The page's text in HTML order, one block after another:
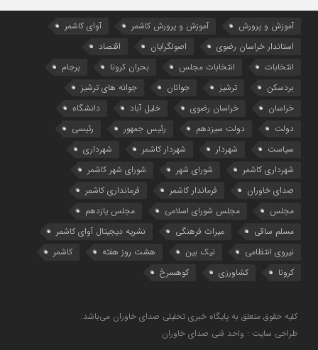
آموزش و پرورش آموزش و پرورش کاشمر
آوای کاشمر
استاندار خراسان رضوی
اصولگرایان
اقتصاد
انتخابات
انتخابات مجلس بحران کرونا
برجام
بردسکن
ترشیز جوانان
جوانه های ترشیز
خراسان
خراسان رضوی خلیل آباد
دانشگاه
دولت
دولت سیزدهم رئیس جمهور
رئیسی
سیاست
شهردار شهردار کاشمر
شهرداری
شهرداری کاشمر
شورای شهر
شورای شهر کاشمر
صدای خاوران
فرماندار کاشمر
فرمانداری کاشمر
مجلس
مجلس شورای اسلامی
مجلس یازدهم
مسلم ساقی
میراث فرهنگی
نشریه دیجیتال آوای کاشمر
نیروی انتظامی
نیک بین هشت روز هفته
کاشمر
کرونا
کشاورزی کوهسرخ
کلیه حقوق متعلق به پایگاه خبری تحلیلی صدای خاوران می‌باشد.
طراحی سایت : واحد فنی صدای خاوران